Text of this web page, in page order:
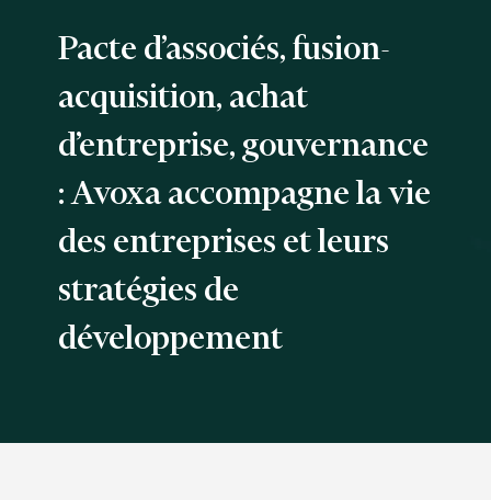
Pacte d’associés, fusion-
acquisition, achat
d’entreprise, gouvernance
: Avoxa accompagne la vie
des entreprises et leurs
stratégies de
développement